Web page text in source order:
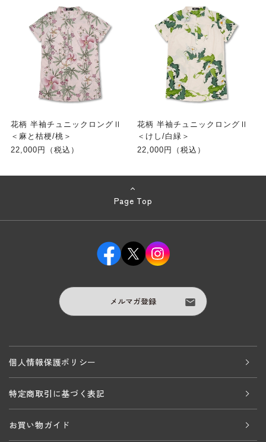
花柄 半袖チュニックロングⅡ
＜麻と桔梗/桃＞
22,000円（税込）
花柄 半袖チュニックロングⅡ
＜けし/白緑＞
22,000円（税込）
Page Top
メルマガ登録
個人情報保護ポリシー
特定商取引に基づく表記
お買い物ガイド